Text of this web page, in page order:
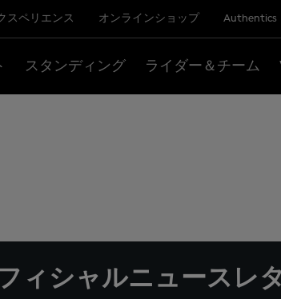
スペリエンス オンラインショップ Authentics
スタンディング ライダー＆チーム
ィシャルニュースレ